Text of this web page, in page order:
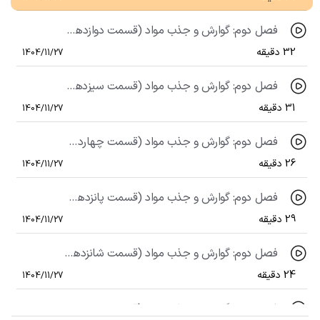
فصل دوم: گوارش و جذب مواد (قسمت دوازدهم)، گوارش و عملکرد لوله گوارش (قسمت هفتم)
32 دقیقه 1404/11/27
فصل دوم: گوارش و جذب مواد (قسمت سیزدهم)، گفتار سوم: جذب مواد و تنظیم فعالیت ها دستگاه گوارش (قسمت اول)
31 دقیقه 1404/11/27
فصل دوم: گوارش و جذب مواد (قسمت چهاردهم)، گفتار سوم: جذب مواد و تنظیم فعالیت ها دستگاه گوارش (قسمت دوم)
26 دقیقه 1404/11/27
فصل دوم: گوارش و جذب مواد (قسمت پانزدهم)، گفتار سوم: جذب مواد و تنظیم فعالیت ها دستگاه گوارش (قسمت سوم)
29 دقیقه 1404/11/27
فصل دوم: گوارش و جذب مواد (قسمت شانزدهم)، گفتار چهارم: گوارش در جانداران (قسمت اول)
24 دقیقه 1404/11/27